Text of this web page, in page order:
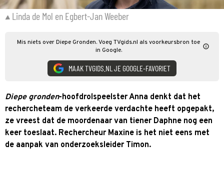
Linda de Mol en Egbert-Jan Weeber
Mis niets over Diepe Gronden. Voeg TVgids.nl als voorkeursbron toe
in Google.
MAAK TVGIDS.NL JE GOOGLE-FAVORIET
Diepe gronden-hoofdrolspeelster Anna denkt dat het
rechercheteam de verkeerde verdachte heeft opgepakt,
ze vreest dat de moordenaar van tiener Daphne nog een
keer toeslaat. Rechercheur Maxine is het niet eens met
de aanpak van onderzoeksleider Timon.